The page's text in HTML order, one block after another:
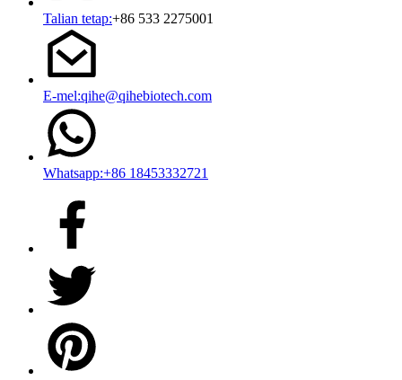
Talian tetap:+86 533 2275001
E-mel:qihe@qihebiotech.com
Whatsapp:+86 18453332721